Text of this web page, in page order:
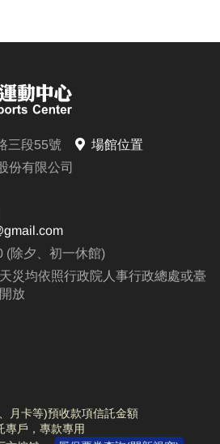
三段55號
場館位置
份有限公司
(除夕、初一休館)
災均依照行政院人事行政總處或臺
放
月卡等)預收款項信託金額
專戶，專款專用